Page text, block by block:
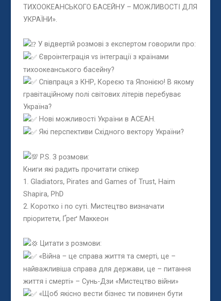
ТИХООКЕАНСЬКОГО БАСЕЙНУ – МОЖЛИВОСТІ ДЛЯ
УКРАЇНИ».
У відвертій розмові з експертом говорили про:
Євроінтеграція vs інтеграції з країнами
тихоокеанського басейну?
Співпраця з КНР, Кореєю та Японією! В якому
гравітаційному полі світових літерів перебуває
Україна?
Нові можливості України в АСЕАН.
Які перспективи Східного вектору України?
P.S. З розмови:
Книги які радить прочитати спікер
1. Gladiators, Pirates and Games of Trust, Haim
Shapira, PhD
2. Коротко і по суті. Мистецтво визначати
пріоритети, Ґреґ Маккеон
Цитати з розмови:
«Війна – це справа життя та смерті, це –
найважливіша справа для держави, це – питання
життя і смерті» – Сунь-Дзи «Мистецтво війни»
«Щоб якісно вести бізнес ти повинен бути